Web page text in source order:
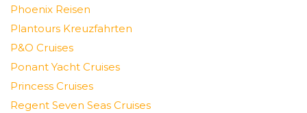
Phoenix Reisen
Plantours Kreuzfahrten
P&O Cruises
Ponant Yacht Cruises
Princess Cruises
Regent Seven Seas Cruises